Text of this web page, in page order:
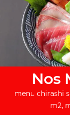
Nos
menu chirashi
m2,